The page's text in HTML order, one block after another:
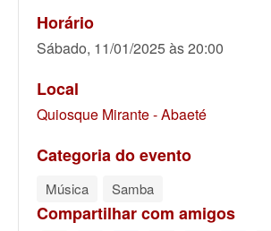
Horário
Sábado, 11/01/2025 às 20:00
Local
Quiosque Mirante - Abaeté
Categoria do evento
Música Samba
Compartilhar com amigos